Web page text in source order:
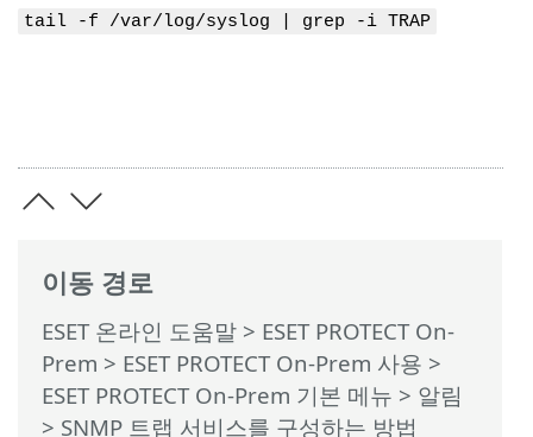
이동 경로
ESET 온라인 도움말 > ESET PROTECT On-
Prem > ESET PROTECT On-Prem 사용 >
ESET PROTECT On-Prem 기본 메뉴 > 알림
> SNMP 트랩 서비스를 구성하는 방법
tail -f /var/log/syslog | grep -i TRAP